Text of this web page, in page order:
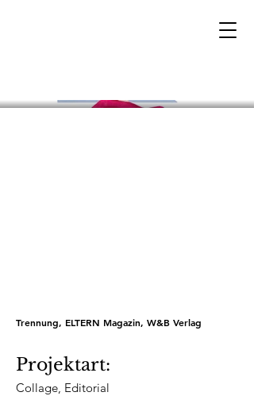
Trennung, ELTERN Magazin, W&B Verlag
Projektart:
Collage, Editorial